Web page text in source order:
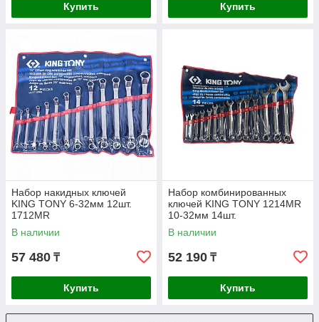
Купить Купить
Набор накидных ключей
KING TONY 6-32мм 12шт.
1712MR
В наличии
57 480 ₸
Купить
Набор комбинированных
ключей KING TONY 1214MR
10-32мм 14шт.
В наличии
52 190 ₸
Купить